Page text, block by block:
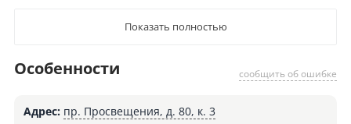
Показать полностью
сообщить об ошибке
Особенности
Адрес: пр. Просвещения, д. 80, к. 3